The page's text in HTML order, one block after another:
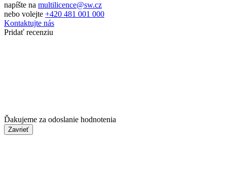
napíšte na multilicence@sw.cz
nebo volejte +420 481 001 000
Kontaktujte nás
Pridať recenziu
Ďakujeme za odoslanie hodnotenia
Zavrieť